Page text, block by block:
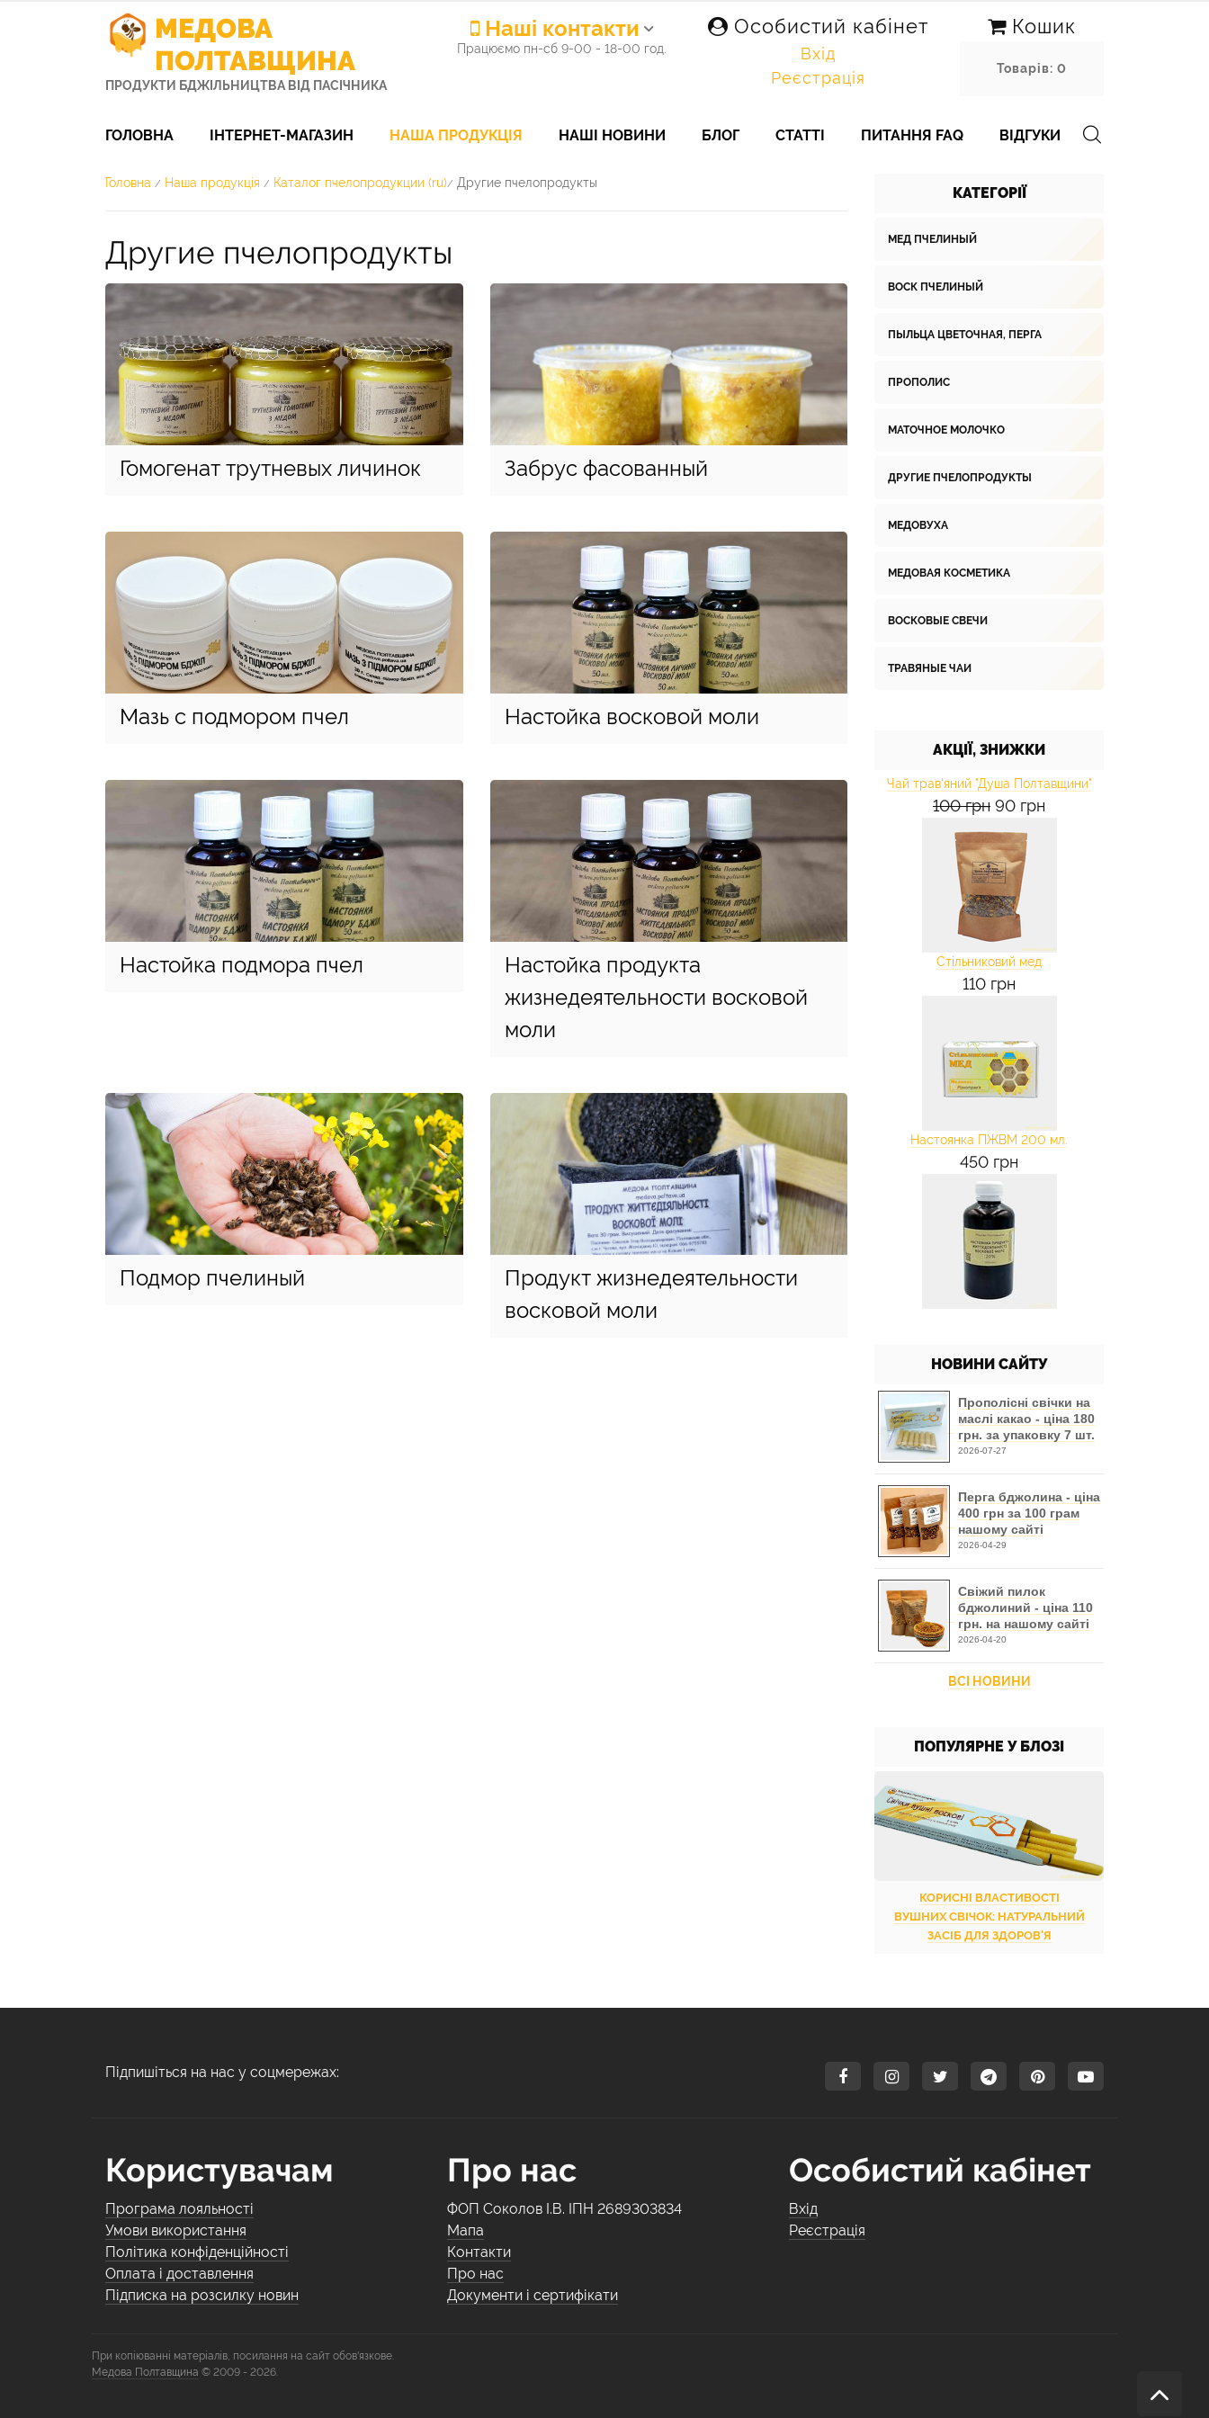
МЕДОВА
ПОЛТАВЩИНА
ПРОДУКТИ БДЖІЛЬНИЦТВА ВІД ПАСІЧНИКА
Наші контакти
Працюємо пн-сб 9-00 - 18-00 год.
Особистий кабінет
Вхід
Реєстрація
Кошик
Товарів: 0
ГОЛОВНА ІНТЕРНЕТ-МАГАЗИН НАША ПРОДУКЦІЯ НАШІ НОВИНИ БЛОГ СТАТТІ ПИТАННЯ FAQ ВІДГУКИ
Головна / Наша продукція / Каталог пчелопродукции (ru)/ Другие пчелопродукты
Другие пчелопродукты
Гомогенат трутневых личинок Забрус фасованный
Мазь с подмором пчел Настойка восковой моли
Настойка подмора пчел
Настойка продукта
жизнедеятельности восковой
моли
Подмор пчелиный
Продукт жизнедеятельности
восковой моли
КАТЕГОРІЇ
МЕД ПЧЕЛИНЫЙ
ВОСК ПЧЕЛИНЫЙ
ПЫЛЬЦА ЦВЕТОЧНАЯ, ПЕРГА
ПРОПОЛИС
МАТОЧНОЕ МОЛОЧКО
ДРУГИЕ ПЧЕЛОПРОДУКТЫ
МЕДОВУХА
МЕДОВАЯ КОСМЕТИКА
ВОСКОВЫЕ СВЕЧИ
ТРАВЯНЫЕ ЧАИ
АКЦІЇ, ЗНИЖКИ
Чай трав'яний "Душа Полтавщини"
100 грн 90 грн
Стільниковий мед
110 грн
Настоянка ПЖВМ 200 мл.
450 грн
НОВИНИ САЙТУ
Прополісні свічки на
маслі какао - ціна 180
грн. за упаковку 7 шт.
2026-07-27
Перга бджолина - ціна
400 грн за 100 грам
нашому сайті
2026-04-29
Свіжий пилок
бджолиний - ціна 110
грн. на нашому сайті
2026-04-20
ВСІ НОВИНИ
ПОПУЛЯРНЕ У БЛОЗІ
КОРИСНІ ВЛАСТИВОСТІ
ВУШНИХ СВІЧОК: НАТУРАЛЬНИЙ
ЗАСІБ ДЛЯ ЗДОРОВ'Я
Підпишіться на нас у соцмережах:
Користувачам
Програма лояльності
Умови використання
Політика конфіденційності
Оплата і доставлення
Підписка на розсилку новин
Про нас
ФОП Соколов І.В. ІПН 2689303834
Мапа
Контакти
Про нас
Документи і сертифікати
Особистий кабінет
Вхід
Реєстрація
При копіюванні матеріалів, посилання на сайт обов'язкове.
Медова Полтавщина © 2009 - 2026.